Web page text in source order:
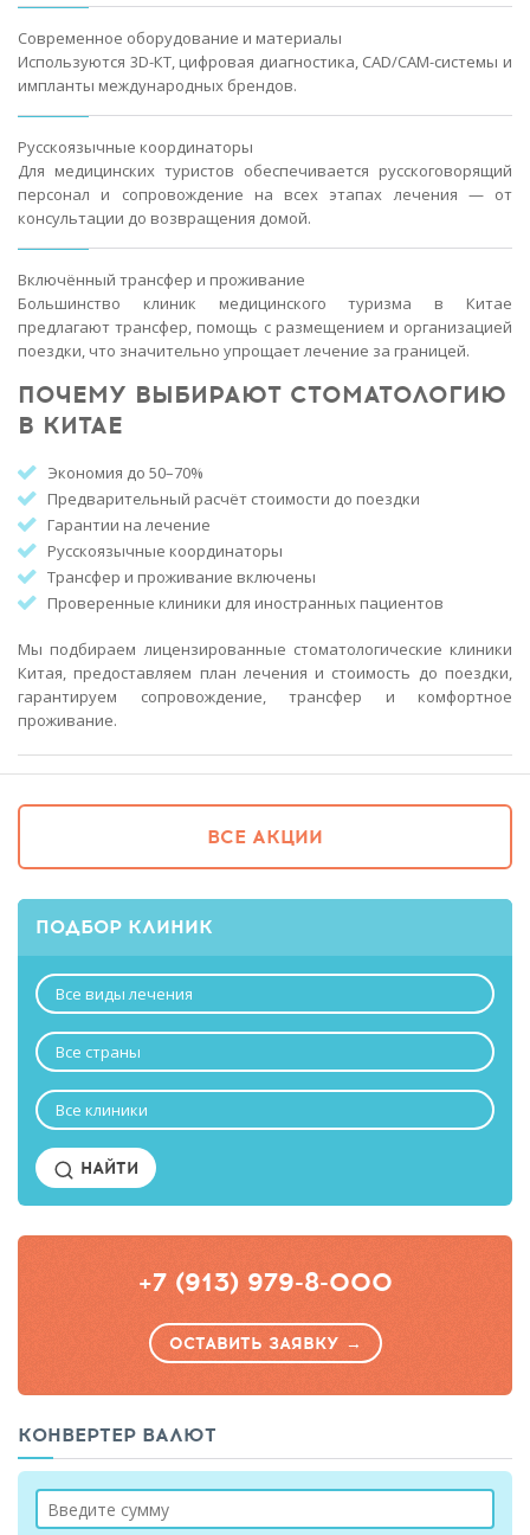
Современное оборудование и материалы
Используются 3D-КТ, цифровая диагностика, CAD/CAM-системы и
импланты международных брендов.
Русскоязычные координаторы
Для медицинских туристов обеспечивается русскоговорящий
персонал и сопровождение на всех этапах лечения — от
консультации до возвращения домой.
Включённый трансфер и проживание
Большинство клиник медицинского туризма в Китае
предлагают трансфер, помощь с размещением и организацией
поездки, что значительно упрощает лечение за границей.
ПОЧЕМУ ВЫБИРАЮТ СТОМАТОЛОГИЮ
В КИТАЕ
Экономия до 50–70%
Предварительный расчёт стоимости до поездки
Гарантии на лечение
Русскоязычные координаторы
Трансфер и проживание включены
Проверенные клиники для иностранных пациентов
Мы подбираем лицензированные стоматологические клиники
Китая, предоставляем план лечения и стоимость до поездки,
гарантируем сопровождение, трансфер и комфортное
проживание.
ВСЕ АКЦИИ
ПОДБОР КЛИНИК
Все виды лечения
Все страны
Все клиники
НАЙТИ
+7 (913) 979-8-000
ОСТАВИТЬ ЗАЯВКУ →
КОНВЕРТЕР ВАЛЮТ